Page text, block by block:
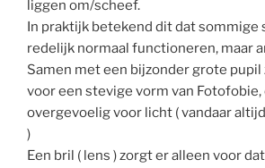
liggen om/scheef.
In praktijk betekend dit dat
redelijk normaal functioneren, maar
Samen met een bijzonder grote
voor een stevige vorm van Fotofobie,
overgevoelig voor licht ( vandaar
)
Een bril ( lens ) zorgt er alleen voor